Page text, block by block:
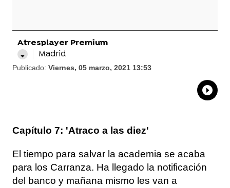
Atresplayer Premium
Madrid
Publicado: Viernes, 05 marzo, 2021 13:53
Capítulo 7: 'Atraco a las diez'
El tiempo para salvar la academia se acaba
para los Carranza. Ha llegado la notificación
del banco y mañana mismo les van a